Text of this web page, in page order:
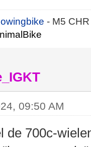
- M5
09:50 AM
de 700c-